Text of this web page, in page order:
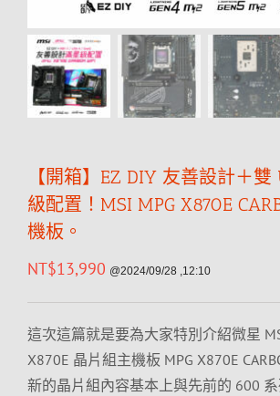
【開箱】EZ DIY 友善設計＋雙
級配置！MSI MPG X870E
機板。
NT$13,990 @2024/09/28 ,12:10
這次這篇就是要為大家特別介紹微星
X870E 晶片組主機板 MPG X870E
新的晶片組內容基本上與先前的 600